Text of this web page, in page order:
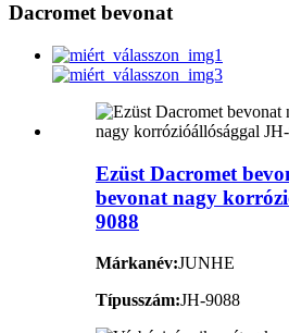
Dacromet bevonat
Ezüst Dacromet
bevonat nagy
9088
Márkanév:JUNHE
Típusszám:JH-9088